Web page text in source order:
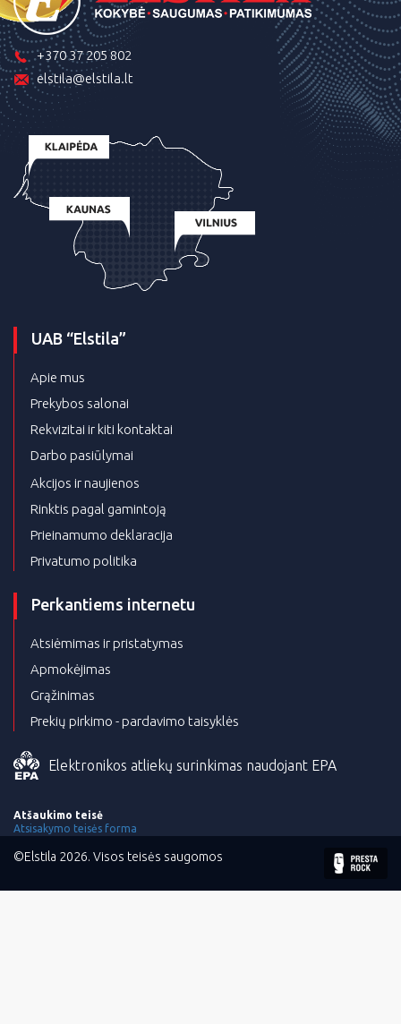
+370 37 205 802
elstila@elstila.lt
UAB “Elstila”
Apie mus
Prekybos salonai
Rekvizitai ir kiti kontaktai
Darbo pasiūlymai
Akcijos ir naujienos
Rinktis pagal gamintoją
Prieinamumo deklaracija
Privatumo politika
Perkantiems internetu
Atsiėmimas ir pristatymas
Apmokėjimas
Grąžinimas
Prekių pirkimo - pardavimo taisyklės
Elektronikos atliekų surinkimas naudojant EPA
Atšaukimo teisė
Atsisakymo teisės forma
©Elstila 2026. Visos teisės saugomos